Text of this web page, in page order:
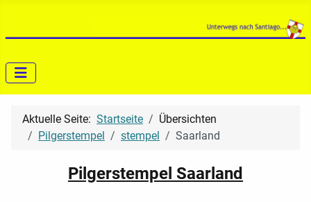
Aktuelle Seite: Startseite
Übersichten
Pilgerstempel
stempel Saarland
Pilgerstempel Saarland